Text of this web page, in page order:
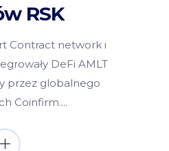
RSK
Contract network i
DeFi AMLT
przez globalnego
Coinfirm.